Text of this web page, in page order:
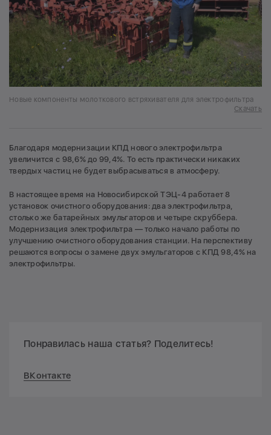
Новые компоненты молоткового встряхивателя для электрофильтра
Скачать
Благодаря модернизации КПД нового электрофильтра
увеличится с 98,6% до 99,4%. То есть практически никаких
твердых частиц не будет выбрасываться в атмосферу.
В настоящее время на Новосибирской ТЭЦ-4 работает 8
установок очистного оборудования: два электрофильтра,
столько же батарейных эмульгаторов и четыре скруббера.
Модернизация электрофильтра — только начало работы по
улучшению очистного оборудования станции. На перспективу
решаются вопросы о замене двух эмульгаторов с КПД 98,4% на
электрофильтры.
Понравилась наша статья? Поделитесь!
ВКонтакте